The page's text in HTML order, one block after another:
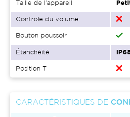
Taille de l'appareil
Contrôle du volume
Bouton poussoir
Étanchéité
Position T
CARACTÉRISTIQUES DE